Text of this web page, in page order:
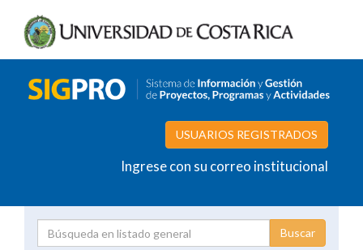
USUARIOS REGISTRADOS
Ingrese con su correo institucional